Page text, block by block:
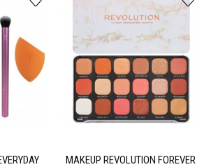
MAKEUP REVOLUTION FOREVER